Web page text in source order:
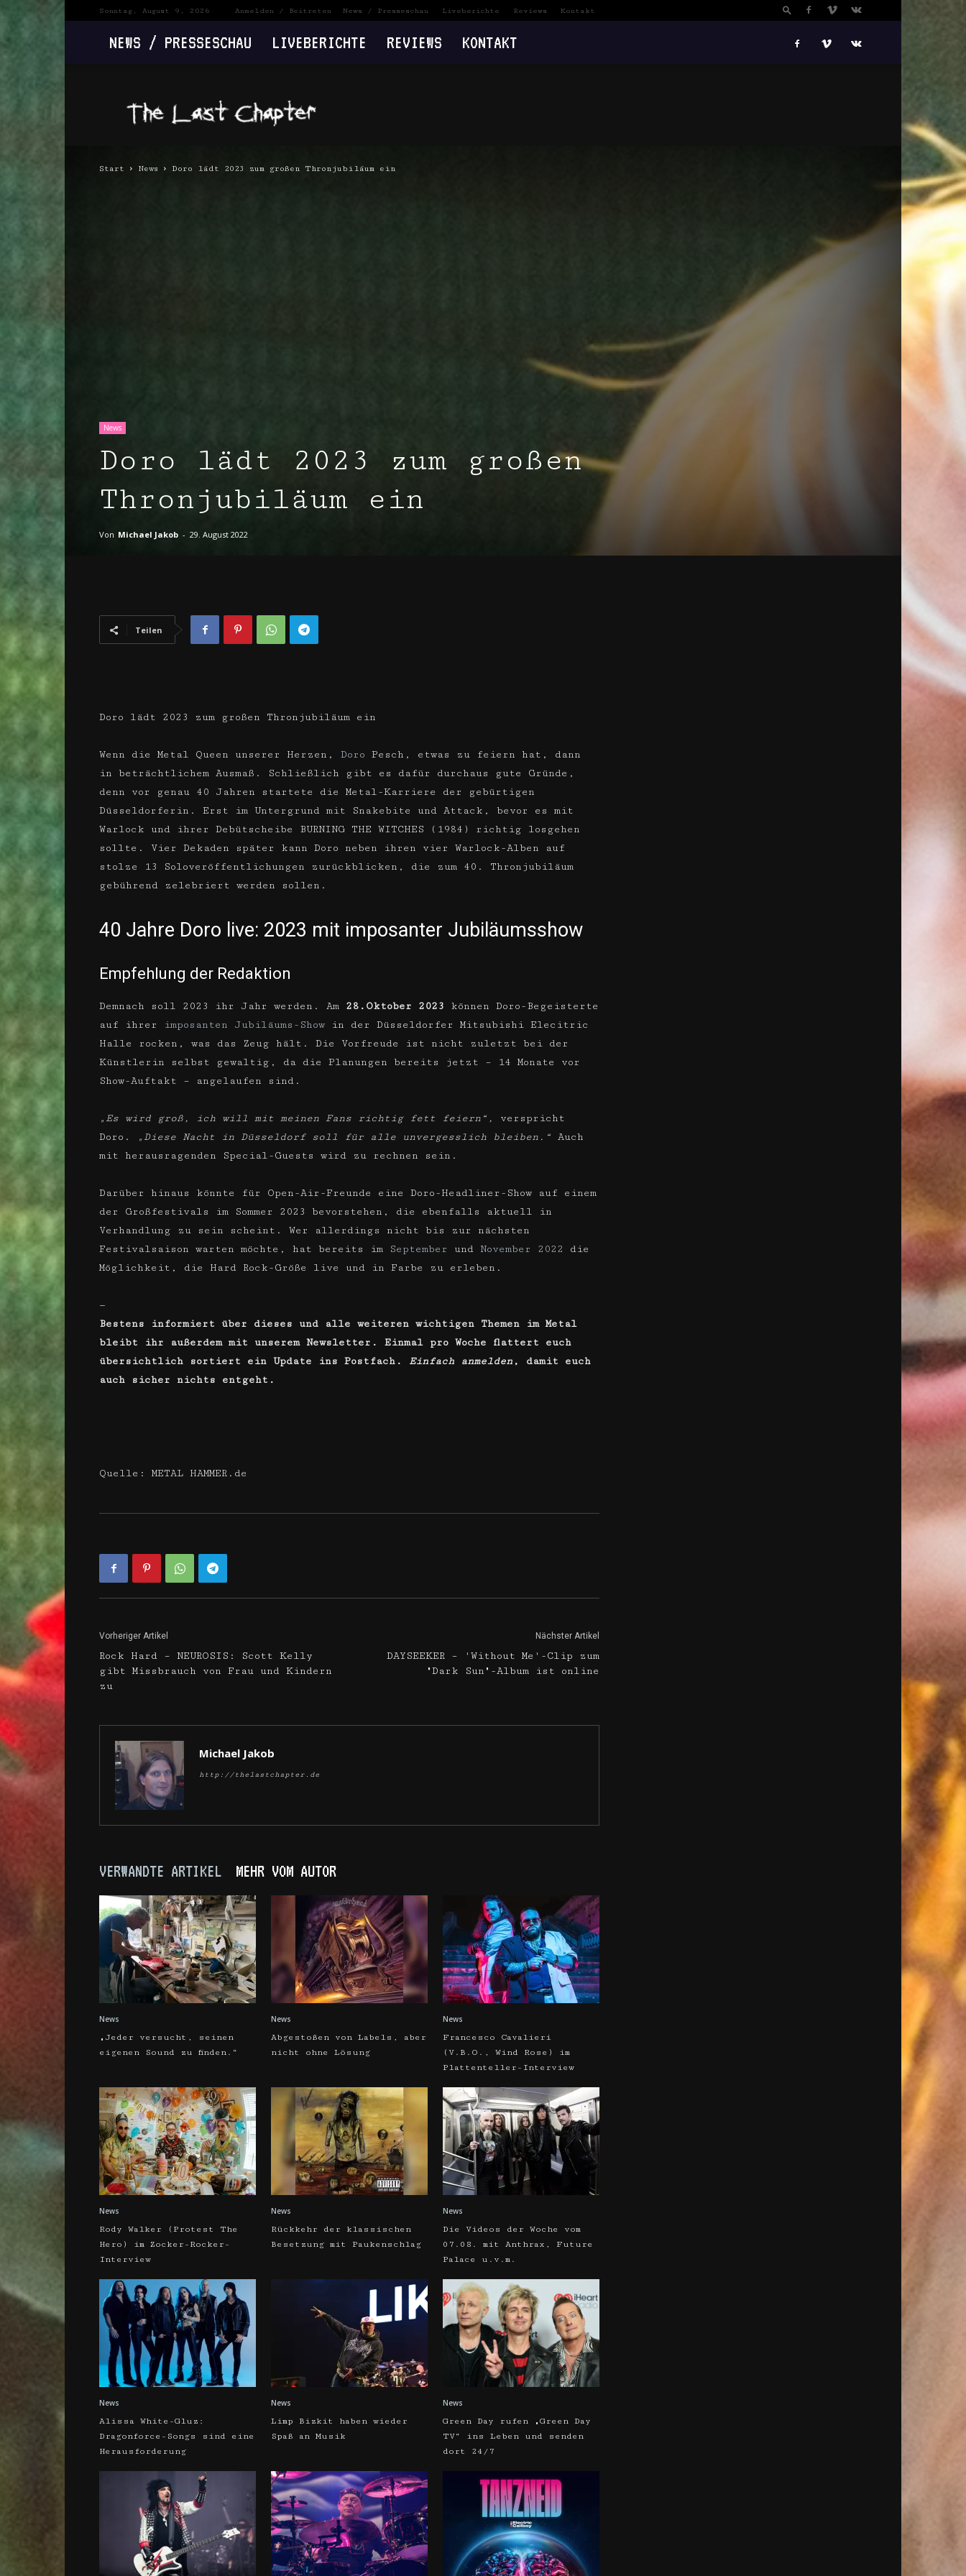
Sonntag, August 9, 2026 Anmelden / Beitreten News / Presseschau Liveberichte Reviews Kontakt
NEWS / PRESSESCHAU LIVEBERICHTE REVIEWS KONTAKT
Last
Chapter
Start News Doro lädt 2023 zum großen Thronjubiläum ein
News
Doro lädt 2023 zum großen
Thronjubiläum ein
Von Michael Jakob - 29. August 2022
Teilen
Doro lädt 2023 zum großen Thronjubiläum ein
Wenn die Metal Queen unserer Herzen, Doro Pesch, etwas zu feiern hat, dann
in beträchtlichem Ausmaß. Schließlich gibt es dafür durchaus gute Gründe,
denn vor genau 40 Jahren startete die Metal-Karriere der gebürtigen
Düsseldorferin. Erst im Untergrund mit Snakebite und Attack, bevor es mit
Warlock und ihrer Debütscheibe BURNING THE WITCHES (1984) richtig losgehen
sollte. Vier Dekaden später kann Doro neben ihren vier Warlock-Alben auf
stolze 13 Soloveröffentlichungen zurückblicken, die zum 40. Thronjubiläum
gebührend zelebriert werden sollen.
40 Jahre Doro live: 2023 mit imposanter Jubiläumsshow
Empfehlung der Redaktion
Demnach soll 2023 ihr Jahr werden. Am 28.Oktober 2023 können Doro-Begeisterte
auf ihrer
imposanten Jubiläums-Show in der Düsseldorfer Mitsubishi Elecitric
Halle rocken, was das Zeug hält. Die Vorfreude ist nicht zuletzt bei der
Künstlerin selbst gewaltig, da die Planungen bereits jetzt – 14 Monate vor
Show-Auftakt – angelaufen sind.
„Es wird groß, ich will mit meinen Fans richtig fett feiern“,
verspricht
Doro.
„Diese Nacht in Düsseldorf soll für alle unvergesslich bleiben.“ Auch
mit herausragenden Special-Guests wird zu rechnen sein.
Darüber hinaus könnte für Open-Air-Freunde eine Doro-Headliner-Show auf einem
der Großfestivals im Sommer 2023 bevorstehen, die ebenfalls aktuell in
Verhandlung zu sein scheint. Wer allerdings nicht bis zur nächsten
Festivalsaison warten möchte, hat bereits im
September und November 2022
die
Möglichkeit, die Hard Rock-Größe live und in Farbe zu erleben.
—
Bestens informiert über dieses und alle weiteren wichtigen Themen im Metal
bleibt ihr außerdem mit unserem Newsletter. Einmal pro Woche flattert euch
übersichtlich sortiert ein Update ins Postfach. Einfach anmelden , damit euch
auch sicher nichts entgeht.
Quelle: METAL HAMMER.de
Vorheriger Artikel
Rock Hard – NEUROSIS: Scott Kelly
gibt Missbrauch von Frau und Kindern
zu
Nächster Artikel
DAYSEEKER – 'Without Me'-Clip zum
"Dark Sun"-Album ist online
Michael Jakob
http://thelastchapter.de
VERWANDTE ARTIKEL MEHR VOM AUTOR
News
„Jeder versucht, seinen
eigenen Sound zu finden.“
News
Abgestoßen von Labels, aber
nicht ohne Lösung
News
Francesco Cavalieri
(V.B.O., Wind Rose) im
Plattenteller-Interview
News
Rody Walker (Protest The
Hero) im Zocker-Rocker-
Interview
News
Rückkehr der klassischen
Besetzung mit Paukenschlag
News
Die Videos der Woche vom
07.08. mit Anthrax, Future
Palace u.v.m.
News
Alissa White-Gluz:
Dragonforce-Songs sind eine
Herausforderung
News
Limp Bizkit haben wieder
Spaß an Musik
News
Green Day rufen „Green Day
TV“ ins Leben und senden
dort 24/7